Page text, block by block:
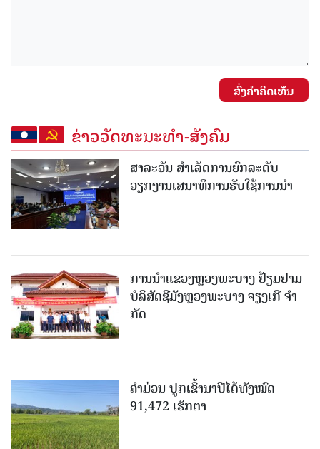
ສົ່ງຄໍາຄິດເຫັນ
ຂ່າວວັດທະນະທຳ-ສັງຄົມ
ສາລະວັນ ສໍາເລັດການຍົກລະດັບ
ວຽກງານເສນາທິການຮັບໃຊ້ການນໍາ
ການນຳແຂວງຫຼວງພະບາງ ຢ້ຽມ​ຢາມ
ບໍ​ລິ​ສັດຊີມັງຫຼວງພະບາງ ຈຽງເກີ ຈໍາ
ກັດ
ຄໍາມ່ວນ ປູກເຂົ້ານາປີໄດ້ທັງໝົດ
91,472 ເຮັກຕາ